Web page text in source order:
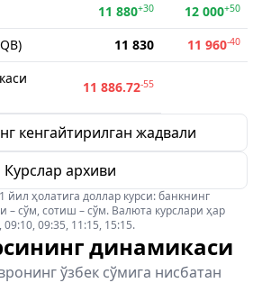
11 880+30 12 000+50
11 830 11 960-40
11 886.72-55
кенгайтирилган жадвали
Курслар архиви
йил ҳолатига доллар курси: банкнинг
– сўм, сотиш – сўм. Валюта курслари ҳар
09:35, 11:15, 15:15.
динамикаси
ўзбек сўмига нисбатан